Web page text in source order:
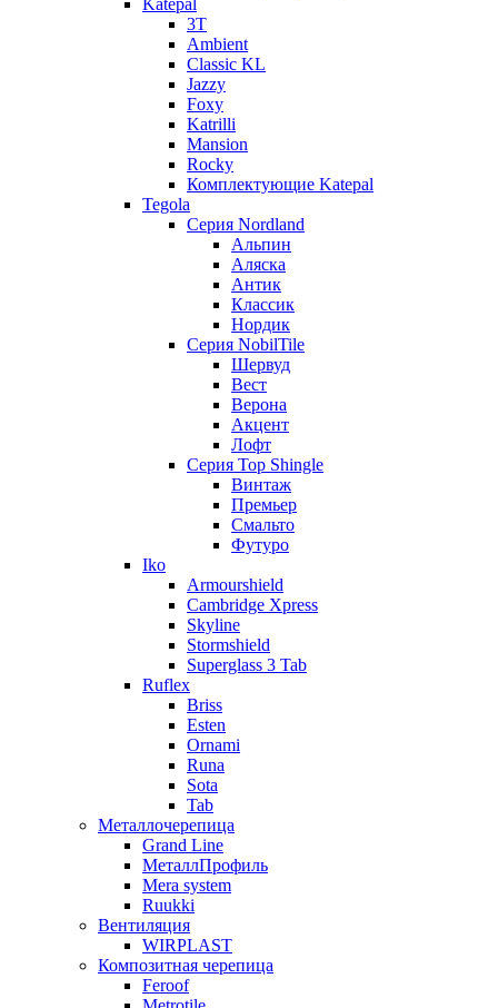
3T
Ambient
Classic KL
Jazzy
Foxy
Katrilli
Mansion
Rocky
Комплектующие Katepal
Tegola
Серия Nordland
Альпин
Аляска
Антик
Классик
Нордик
Серия NobilTile
Шервуд
Вест
Верона
Акцент
Лофт
Серия Top Shingle
Винтаж
Премьер
Смальто
Футуро
Iko
Armourshield
Cambridge Xpress
Skyline
Stormshield
Superglass 3 Tab
Ruflex
Briss
Esten
Ornami
Runa
Sota
Tab
Металлочерепица
Grand Line
МеталлПрофиль
Mera system
Ruukki
Вентиляция
WIRPLAST
Композитная черепица
Feroof